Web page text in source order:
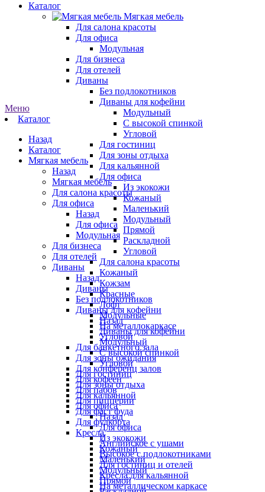
Каталог
Мягкая мебель
Для салона красоты
Для офиса
Модульная
Для бизнеса
Для отелей
Диваны
Без подлокотников
Диваны для кофейни
Модульный
С высокой спинкой
Угловой
Для гостиниц
Для зоны отдыха
Для кальянной
Для офиса
Из экокожи
Кожаный
Маленький
Модульный
Прямой
Раскладной
Угловой
Для салона красоты
Кожаный
Кожзам
Красные
Лофт
Модульные
На металлокаркасе
Угловой
Для банкетного зала
Для зоны ожидания
Для конференц залов
Для кофеен
Для пабов
Для пиццерии
Для фаст фуда
Для фудкорта
Кресла
Английское с ушами
Высокое с подлокотниками
Для гостиниц и отелей
Кресла для кальянной
На металлическом каркасе
Меню
Каталог
Назад
Каталог
Мягкая мебель
Назад
Мягкая мебель
Для салона красоты
Для офиса
Назад
Для офиса
Модульная
Для бизнеса
Для отелей
Диваны
Назад
Диваны
Без подлокотников
Диваны для кофейни
Назад
Диваны для кофейни
Модульный
С высокой спинкой
Угловой
Для гостиниц
Для зоны отдыха
Для кальянной
Для офиса
Назад
Для офиса
Из экокожи
Кожаный
Маленький
Модульный
Прямой